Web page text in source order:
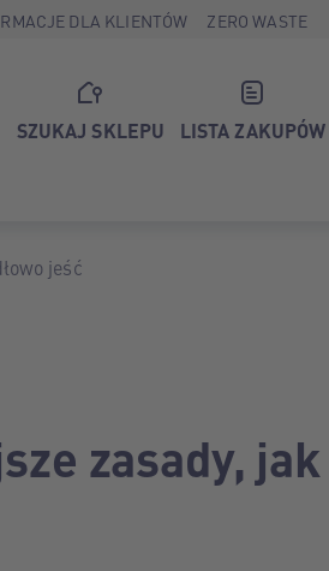
DLA KLIENTÓW ZERO WASTE
SZUKAJ SKLEPU LISTA ZAKUPÓW
jeść
zasady, jak